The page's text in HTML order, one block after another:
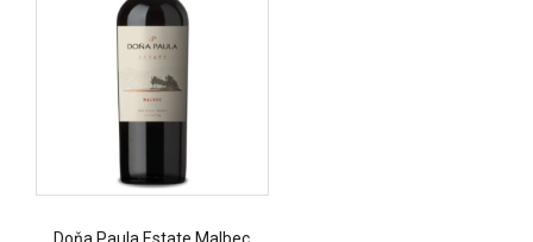
Doňa Paula Estate Malbec